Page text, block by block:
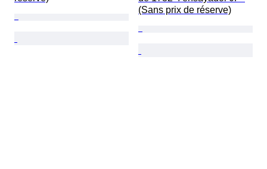
(Sans prix de réserve)